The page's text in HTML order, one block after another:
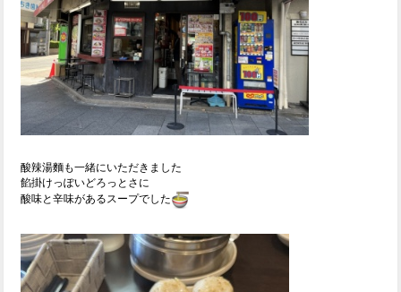
酸辣湯麵も一緒にいただきました
餡掛けっぽいどろっとさに
酸味と辛味があるスープでした